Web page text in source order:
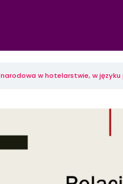
w hotelarstwie, w